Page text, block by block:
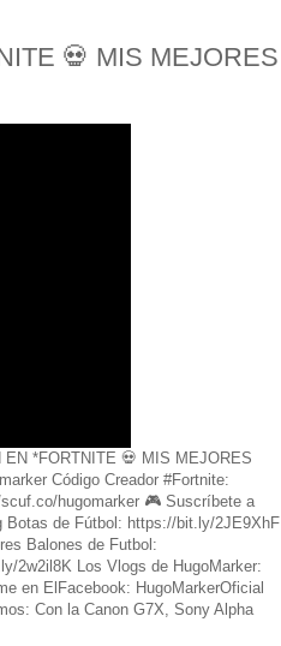
💀 MIS MEJORES
EN *FORTNITE 💀 MIS MEJORES
Código Creador #Fortnite:
hugomarker 🎮 Suscríbete a
Botas de Fútbol: https://bit.ly/2JE9XhF
Balones de Futbol:
2w2il8K Los Vlogs de HugoMarker:
en ElFacebook: HugoMarkerOficial
Con la Canon G7X, Sony Alpha